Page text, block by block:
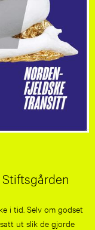
i tid. Selv om godset
ut slik de gjorde